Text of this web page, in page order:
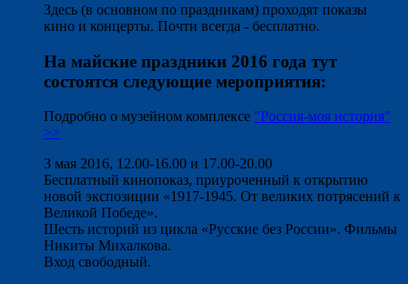
Здесь (в основном по праздникам) проходят показы
кино и концерты. Почти всегда - бесплатно.
На майские праздники 2016 года тут
состоятся следующие мероприятия:
Подробно о музейном комплексе "Россия-моя история"
>>
3 мая 2016, 12.00-16.00 и 17.00-20.00
Бесплатный кинопоказ, приуроченный к открытию
новой экспозиции «1917-1945. От великих потрясений к
Великой Победе».
Шесть историй из цикла «Русские без России». Фильмы
Никиты Михалкова.
Вход свободный.